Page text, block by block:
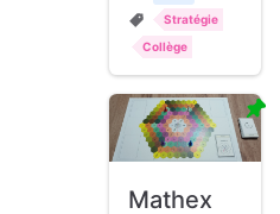
Stratégie
Collège
Mathex